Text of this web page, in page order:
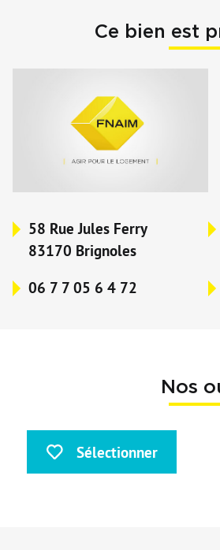
Ce bien est
58 Rue Jules Ferry
83170 Brignoles
06 7 7 05 6 4 72
Nos
Sélectionner